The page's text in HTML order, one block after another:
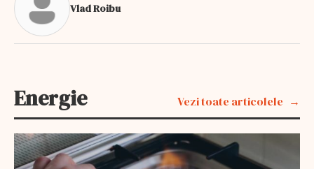
Vlad Roibu
Energie Vezi toate articolele